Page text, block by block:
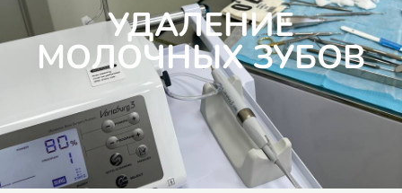
УДАЛЕНИЕ
МОЛОЧНЫХ ЗУБОВ